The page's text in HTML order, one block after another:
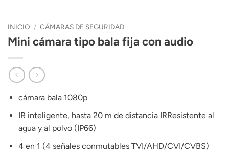
INICIO / CÁMARAS DE SEGURIDAD
Mini cámara tipo bala fija con audio
cámara bala 1080p
IR inteligente, hasta 20 m de distancia IRResistente al
agua y al polvo (IP66)
4 en 1 (4 señales conmutables TVI/AHD/CVI/CVBS)